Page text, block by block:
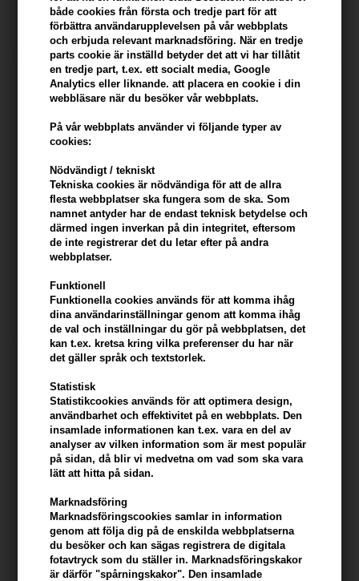
både cookies från första och tredje part för att
förbättra användarupplevelsen på vår webbplats
och erbjuda relevant marknadsföring. När en tredje
parts cookie är inställd betyder det att vi har tillåtit
en tredje part, t.ex. ett socialt media, Google
Analytics eller liknande. att placera en cookie i din
webbläsare när du besöker vår webbplats.
På vår webbplats använder vi följande typer av
cookies:
Nödvändigt / tekniskt
Tekniska cookies är nödvändiga för att de allra
flesta webbplatser ska fungera som de ska. Som
namnet antyder har de endast teknisk betydelse och
därmed ingen inverkan på din integritet, eftersom
de inte registrerar det du letar efter på andra
webbplatser.
Funktionell
Funktionella cookies används för att komma ihåg
dina användarinställningar genom att komma ihåg
de val och inställningar du gör på webbplatsen, det
kan t.ex. kretsa kring vilka preferenser du har när
det gäller språk och textstorlek.
Statistisk
Statistikcookies används för att optimera design,
användbarhet och effektivitet på en webbplats. Den
insamlade informationen kan t.ex. vara en del av
analyser av vilken information som är mest populär
på sidan, då blir vi medvetna om vad som ska vara
lätt att hitta på sidan.
Marknadsföring
Marknadsföringscookies samlar in information
genom att följa dig på de enskilda webbplatserna
du besöker och kan sägas registrera de digitala
fotavtryck som du ställer in. Marknadsföringskakor
är därför "spårningskakor". Den insamlade
Loreal Tecni Art Volume Dust
163,00 SEK
Osis+ Soft Dust Soft
Osmo Power Powder Texture
Dust 15g
156,00 SEK
Four Reasons Original Hair
Powder 250ml
181,00 SEK